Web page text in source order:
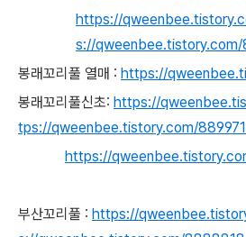
https://
s://
봉래꼬리풀 열매 : https://
봉래꼬리풀신초: https://
tps://qweenbee.tistory.com/
https://
부산꼬리풀 : https://